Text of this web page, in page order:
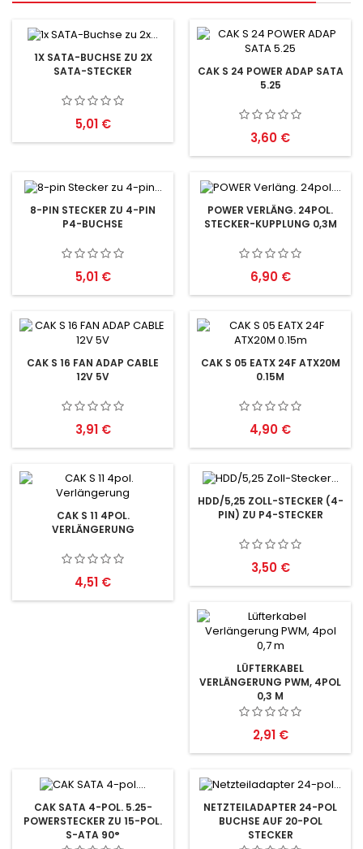
1X SATA-BUCHSE ZU 2X
SATA-STECKER
Preis
5,01 €
CAK S 24 POWER ADAP SATA
5.25
Preis
3,60 €
8-PIN STECKER ZU 4-PIN
P4-BUCHSE
Preis
5,01 €
POWER VERLÄNG. 24POL.
STECKER-KUPPLUNG 0,3M
Preis
6,90 €
CAK S 16 FAN ADAP CABLE
12V 5V
Preis
3,91 €
CAK S 05 EATX 24F ATX20M
0.15M
Preis
4,90 €
CAK S 11 4POL.
VERLÄNGERUNG
Preis
4,51 €
HDD/5,25 ZOLL-STECKER (4-
PIN) ZU P4-STECKER
Preis
3,50 €
LÜFTERKABEL
VERLÄNGERUNG PWM, 4POL
0,3 M
Preis
2,91 €
CAK SATA 4-POL. 5.25-
POWERSTECKER ZU 15-POL.
S-ATA 90°
NETZTEILADAPTER 24-POL
BUCHSE AUF 20-POL
STECKER